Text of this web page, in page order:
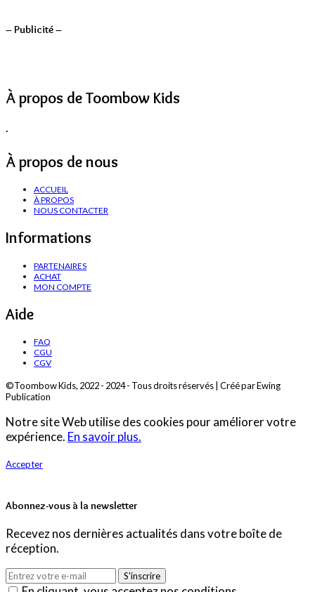
– Publicité –
À propos de Toombow Kids
.
À propos de nous
ACCUEIL
À PROPOS
NOUS CONTACTER
Informations
PARTENAIRES
ACHAT
MON COMPTE
Aide
FAQ
CGU
CGV
©Toombow Kids, 2022 - 2024 - Tous droits réservés | Créé par Ewing
Publication
Notre site Web utilise des cookies pour améliorer votre
expérience. En savoir plus.
Accepter
Abonnez-vous à la newsletter
Recevez nos dernières actualités dans votre boîte de
réception.
S'inscrire